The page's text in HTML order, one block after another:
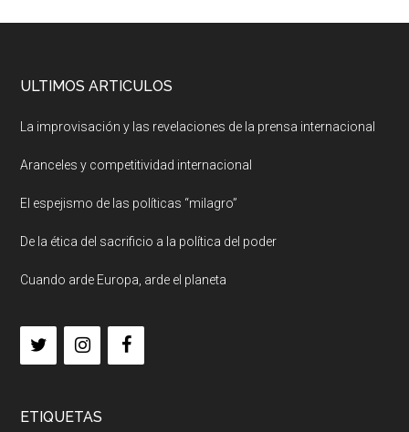
ULTIMOS ARTICULOS
La improvisación y las revelaciones de la prensa internacional
Aranceles y competitividad internacional
El espejismo de las políticas “milagro”
De la ética del sacrificio a la política del poder
Cuando arde Europa, arde el planeta
ETIQUETAS